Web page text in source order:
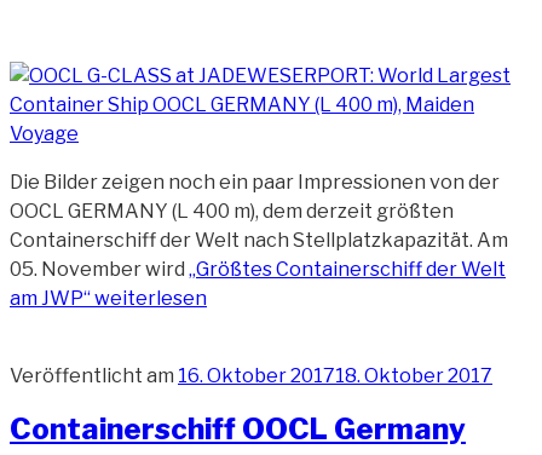
Die Bilder zeigen noch ein paar Impressionen von der
OOCL GERMANY (L 400 m), dem derzeit größten
Containerschiff der Welt nach Stellplatzkapazität. Am
05. November wird „Größtes Containerschiff der Welt
am JWP“weiterlesen
Veröffentlicht am 16. Oktober 201718. Oktober 2017
Containerschiff OOCL Germany